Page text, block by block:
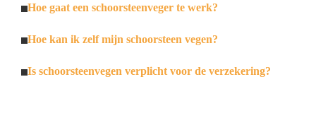
Hoe gaat een schoorsteenveger te werk?
Hoe kan ik zelf mijn schoorsteen vegen?
Is schoorsteenvegen verplicht voor de verzekering?